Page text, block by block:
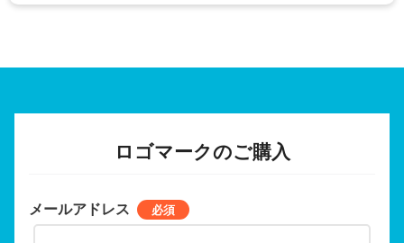
ロゴマークのご購入
メールアドレス